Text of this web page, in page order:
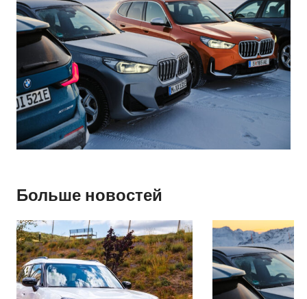
Больше новостей